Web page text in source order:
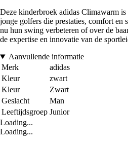
Deze kinderbroek adidas Climawarm is
jonge golfers die prestaties, comfort
nu hun swing verbeteren of over de
de expertise en innovatie van de
Aanvullende informatie
Merk
adidas
Kleur
zwart
Kleur
Zwart
Geslacht
Man
Leeftijdsgroep Junior
Loading...
Loading...